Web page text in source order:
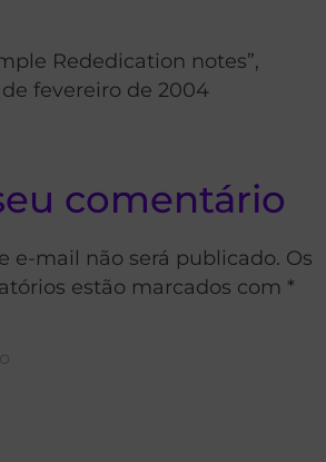
Rededication notes”,
fevereiro de 2004
comentário
e-mail não será publicado. Os
estão marcados com *